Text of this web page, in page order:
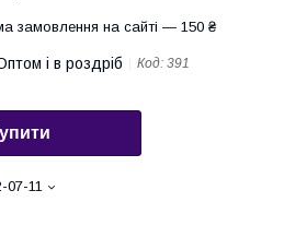
замовлення на сайті — 150 ₴
і в роздріб Код: 391
07-11